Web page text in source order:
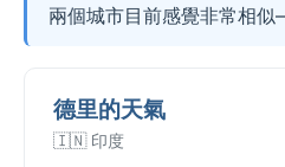
兩個城市目前感覺非常相
德里的天氣
🇮🇳 印度